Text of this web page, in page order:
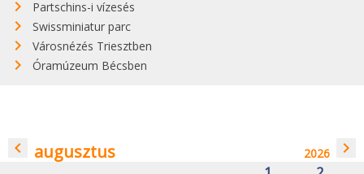
Partschins-i vízesés
Swissminiatur parc
Városnézés Triesztben
Óramúzeum Bécsben
navigate_before augusztus 2026 navigate_next